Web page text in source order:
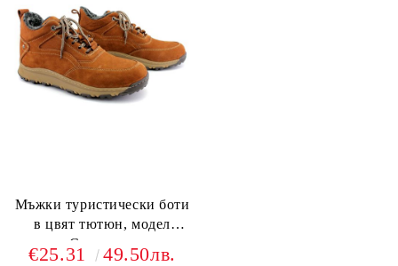
Мъжки туристически боти
в цвят тютюн, модел
Сантяго.~
€25.31 49.50лв.